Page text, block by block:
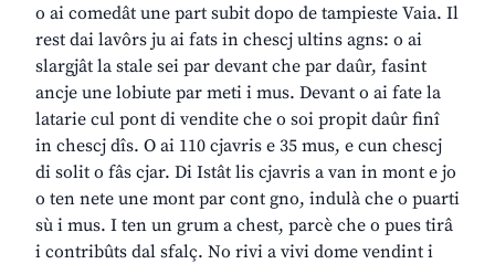
o ai comedât une part subit dopo de tampieste Vaia. Il
rest dai lavôrs ju ai fats in chescj ultins agns: o ai
slargjât la stale sei par devant che par daûr, fasint
ancje une lobiute par meti i mus. Devant o ai fate la
latarie cul pont di vendite che o soi propit daûr finî
in chescj dîs. O ai 110 cjavris e 35 mus, e cun chescj
di solit o fâs cjar. Di Istât lis cjavris a van in mont e jo
o ten nete une mont par cont gno, indulà che o puarti
sù i mus. I ten un grum a chest, parcè che o pues tirâ
i contribûts dal sfalç. No rivi a vivi dome vendint i